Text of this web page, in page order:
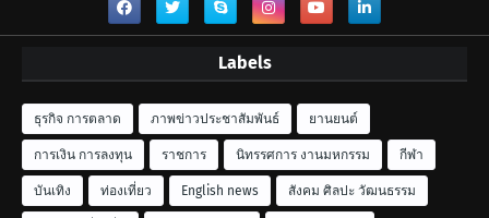
Labels
ธุรกิจ การตลาด ภาพข่าวประชาสัมพันธ์ ยานยนต์
การเงิน การลงทุน ราชการ นิทรรศการ งานมหกรรม กีฬา
บันเทิง ท่องเที่ยว English news สังคม ศิลปะ วัฒนธรรม